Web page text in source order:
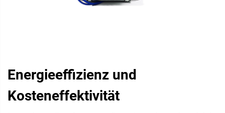
Energieeffizienz und
Kosteneffektivität